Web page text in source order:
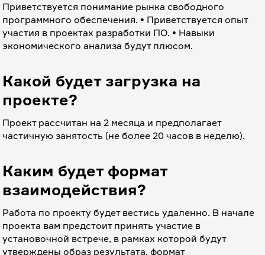
Приветствуется понимание рынка свободного
программного обеспечения. • Приветствуется опыт
участия в проектах разработки ПО. • Навыки
экономического анализа будут плюсом.
Какой будет загрузка на
проекте?
Проект рассчитан на 2 месяца и предполагает
частичную занятость (не более 20 часов в неделю).
Каким будет формат
взаимодействия?
Работа по проекту будет вестись удаленно. В начале
проекта вам предстоит принять участие в
установочной встрече, в рамках которой будут
утверждены образ результата, формат